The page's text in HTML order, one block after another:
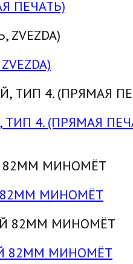
ПЕЧАТЬ)
4. (ПРЯМАЯ
82ММ МИНОМЁТ
82ММ МИНОМЁТ